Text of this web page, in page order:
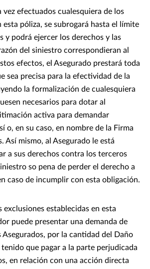
vez efectuados cualesquiera de los
esta póliza, se subrogará hasta el límite
y podrá ejercer los derechos y las
del siniestro correspondieran al
efectos, el Asegurado prestará toda
sea precisa para la efectividad de la
la formalización de cualesquiera
necesarios para dotar al
activa para demandar
o, en su caso, en nombre de la Firma
Así mismo, al Asegurado le está
a sus derechos contra los terceros
so pena de perder el derecho a
caso de incumplir con esta obligación.
exclusiones establecidas en esta
puede presentar una demanda de
por la cantidad del Daño
que pagar a la parte perjudicada
en relación con una acción directa